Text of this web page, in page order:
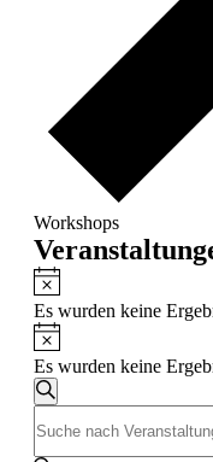
Workshops
Hinweis
Es wurden keine
Hinweis
Es wurden keine
Suche
Suche
Schlüsselwort